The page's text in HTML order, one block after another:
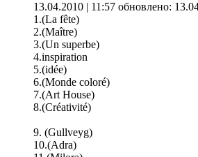
13.04.2010 | 11:57 обновлено:
1.(La fête)
2.(Maître)
3.(Un superbe)
4.inspiration
5.(idée)
6.(Monde coloré)
7.(Art House)
8.(Сréativité)
9. (Gullveyg)
10.(Adra)